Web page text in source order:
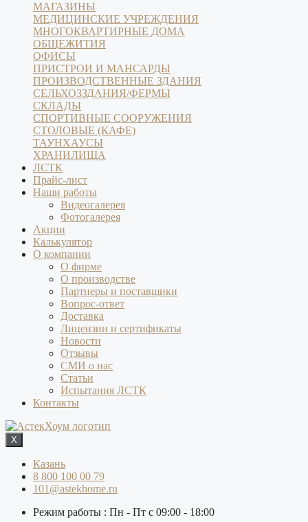
МАГАЗИНЫ
МЕДИЦИНСКИЕ УЧРЕЖДЕНИЯ
МНОГОКВАРТИРНЫЕ ДОМА
ОБЩЕЖИТИЯ
ОФИСЫ
ПРИСТРОИ И МАНСАРДЫ
ПРОИЗВОДСТВЕННЫЕ ЗДАНИЯ
СЕЛЬХОЗЗДАНИЯ/ФЕРМЫ
СКЛАДЫ
СПОРТИВНЫЕ СООРУЖЕНИЯ
СТОЛОВЫЕ (КАФЕ)
ТАУНХАУСЫ
ХРАНИЛИЩА
ЛСТК
Прайс-лист
Наши работы
Видеогалерея
Фотогалерея
Акции
Калькулятор
О компании
О фирме
О производстве
Партнеры и поставщики
Вопрос-ответ
Доставка
Лицензии и сертификаты
Новости
Отзывы
СМИ о нас
Статьи
Испытания ЛСТК
Контакты
X
Казань
8 800 100 00 79
101@astekhome.ru
Режим работы : Пн - Пт с 09:00 - 18:00